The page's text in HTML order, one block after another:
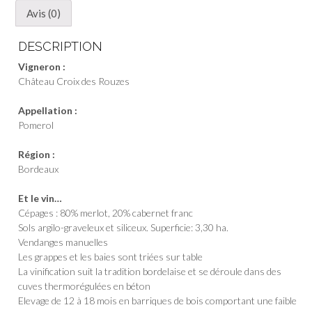
Avis (0)
DESCRIPTION
Vigneron :
Château Croix des Rouzes
Appellation :
Pomerol
Région :
Bordeaux
Et le vin…
Cépages : 80% merlot, 20% cabernet franc
Sols argilo-graveleux et siliceux. Superficie: 3,30 ha.
Vendanges manuelles
Les grappes et les baies sont triées sur table
La vinification suit la tradition bordelaise et se déroule dans des
cuves thermorégulées en béton
Elevage de 12 à 18 mois en barriques de bois comportant une faible